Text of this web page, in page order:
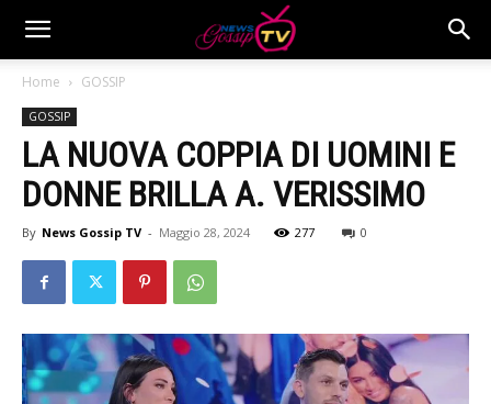
Home GOSSIP
GOSSIP
LA NUOVA COPPIA DI UOMINI E
DONNE BRILLA A. VERISSIMO
By News Gossip TV - Maggio 28, 2024 277 0